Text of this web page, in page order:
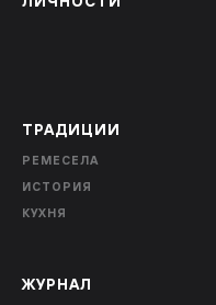
ТРАДИЦИИ
РЕМЕСЕЛА
ИСТОРИЯ
КУХНЯ
ЖУРНАЛ